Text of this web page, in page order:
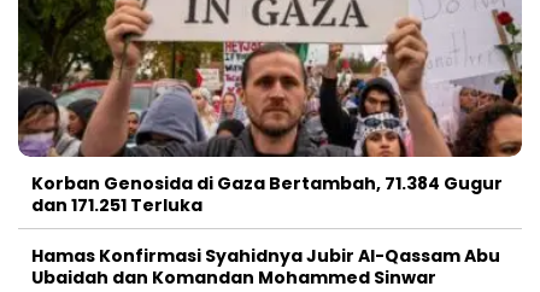
Korban Genosida di Gaza Bertambah, 71.384 Gugur
dan 171.251 Terluka
Hamas Konfirmasi Syahidnya Jubir Al-Qassam Abu
Ubaidah dan Komandan Mohammed Sinwar